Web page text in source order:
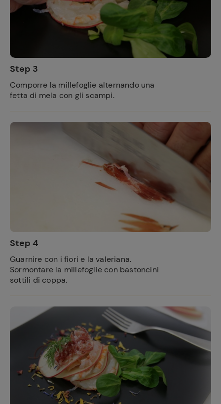
Step 3
Comporre la millefoglie alternando una
fetta di mela con gli scampi.
Step 4
Guarnire con i fiori e la valeriana.
Sormontare la millefoglie con bastoncini
sottili di coppa.
Ricette